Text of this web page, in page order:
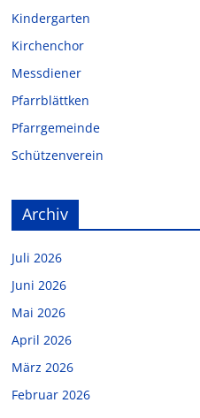
Kindergarten
Kirchenchor
Messdiener
Pfarrblättken
Pfarrgemeinde
Schützenverein
Archiv
Juli 2026
Juni 2026
Mai 2026
April 2026
März 2026
Februar 2026